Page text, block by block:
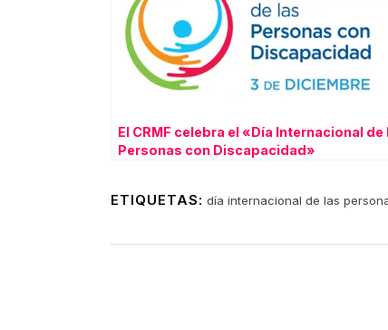
El CRMF celebra el «Día Internacional de
Personas con Discapacidad»
ETIQUETAS: día internacional de las